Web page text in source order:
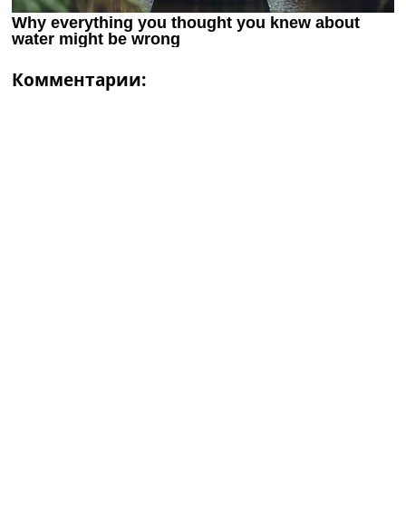
Комментарии: